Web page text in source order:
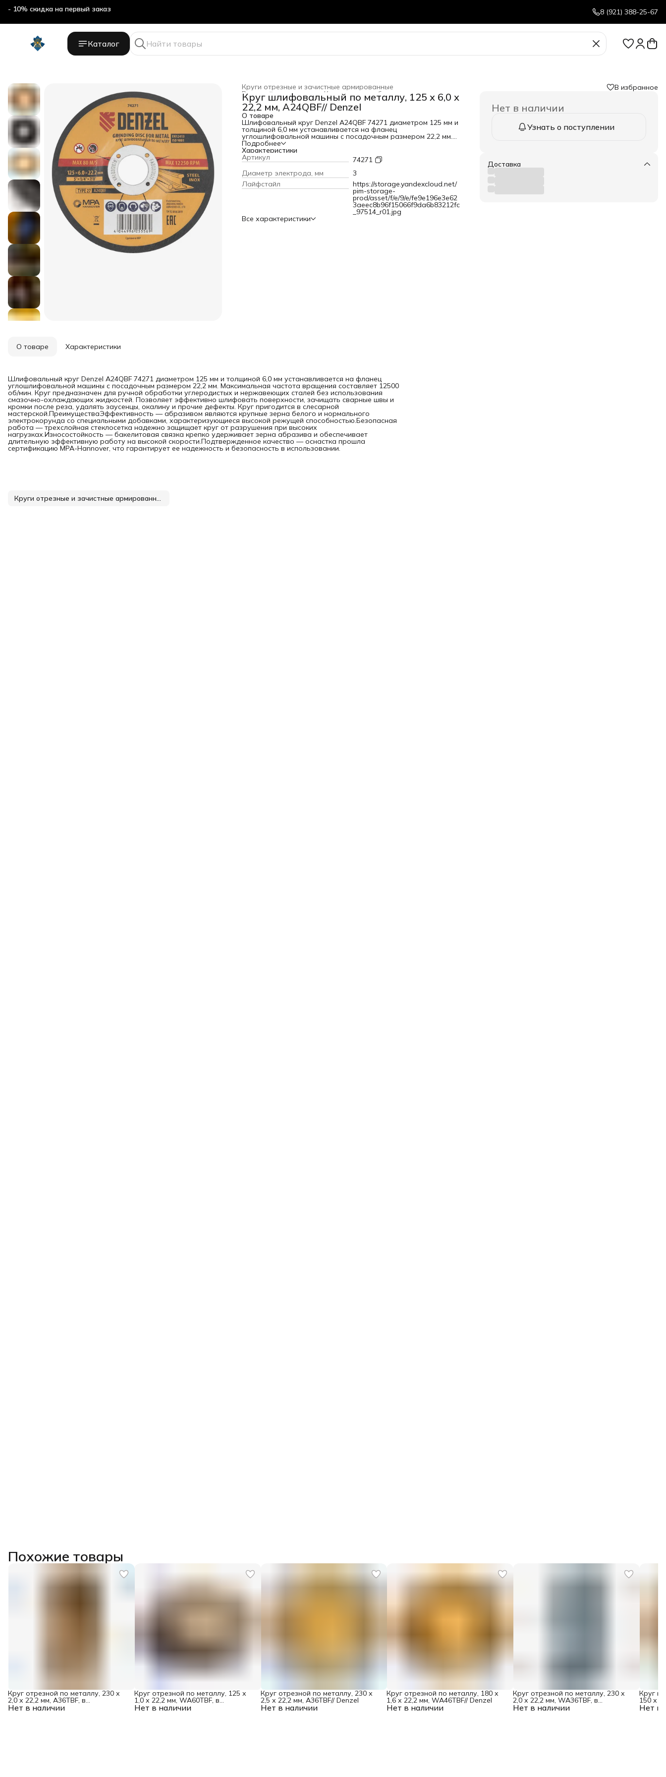
- 10% скидка на первый заказ 8 (921) 388-25-67
Каталог
Круги отрезные и зачистные армированные
Круги и диски абразивные ›
Режущий инструмент ›
Главная ›
Круг шлифовальный по металлу, 125 х 6,0 х
22,2 мм, A24QBF// Denzel
О товаре
Шлифовальный круг Denzel A24QBF 74271 диаметром 125 мм и
толщиной 6,0 мм устанавливается на фланец
углошлифовальной машины с посадочным размером 22,2 мм.
Максимальная частота вращения составляет 12500 об/мин.
Круг предназначен для ручной обработки углеродистых и
нержавеющих сталей без использования смазочно-
охлаждающих жидкостей. Позволяет эффективно шлифовать
поверхности, зачищать сварные швы и кромки после реза,
удалять заусенцы, окалину и прочие дефекты. Круг
пригодится в слесарной
мастерской.ПреимуществаЭффективность — абразивом
являются крупные зерна белого и нормального
электрокорунда со специальными добавками,
характеризующиеся высокой режущей
способностью.Безопасная работа — трехслойная стеклосетка
Подробнее
Характеристики
Артикул
74271
Диаметр электрода, мм
3
Лайфстайл
https://storage.yandexcloud.net/
pim-storage-
prod/asset/f/e/9/e/fe9e196e3e62
3aeec8b96f15066f9da6b83212fc
_97514_r01.jpg
Все характеристики
В избранное
Нет в наличии
Узнать о поступлении
Доставка
О товаре Характеристики
Шлифовальный круг Denzel A24QBF 74271 диаметром 125 мм и толщиной 6,0 мм устанавливается на фланец
углошлифовальной машины с посадочным размером 22,2 мм. Максимальная частота вращения составляет 12500
об/мин. Круг предназначен для ручной обработки углеродистых и нержавеющих сталей без использования
смазочно-охлаждающих жидкостей. Позволяет эффективно шлифовать поверхности, зачищать сварные швы и
кромки после реза, удалять заусенцы, окалину и прочие дефекты. Круг пригодится в слесарной
мастерской.ПреимуществаЭффективность — абразивом являются крупные зерна белого и нормального
электрокорунда со специальными добавками, характеризующиеся высокой режущей способностью.Безопасная
работа — трехслойная стеклосетка надежно защищает круг от разрушения при высоких
нагрузках.Износостойкость — бакелитовая связка крепко удерживает зерна абразива и обеспечивает
длительную эффективную работу на высокой скорости.Подтвержденное качество — оснастка прошла
сертификацию MPA-Hannover, что гарантирует ее надежность и безопасность в использовании.
Круги отрезные и зачистные армированные
Похожие товары
Нет в наличии
Круг отрезной по металлу, 230 х
2,0 х 22,2 мм, A36TBF, в
метал.банке, 5 шт. Denzel Нет в наличии
Круг отрезной по металлу, 125 х
1,0 х 22,2 мм, WA60TBF, в
метал.банке, 10 шт. Denzel Нет в наличии
Круг отрезной по металлу, 230 х
2,5 х 22,2 мм, A36TBF// Denzel
Нет в наличии
Круг отрезной по металлу, 180 х
1,6 х 22,2 мм, WA46TBF// Denzel
Нет в наличии
Круг отрезной по металлу, 230 х
2,0 х 22,2 мм, WA36TBF, в
метал.банке, 5 шт. Gross Нет в
Круг
150 х